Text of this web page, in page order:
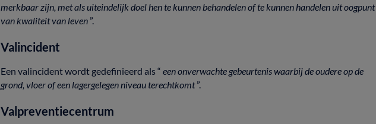
merkbaarzijn,metalsuiteindelijkdoelhen tekunnenbehandelenoftekunnenhandelenuitoogpunt
vankwaliteitvanleven ”.
Valincident
Eenvalincidentwordt gedefinieerdals“eenonverwachtegebeurteniswaarbijdeoudereopde
grond,vloerofeenlagergelegenniveau terechtkomt”.
Valpreventiecentrum